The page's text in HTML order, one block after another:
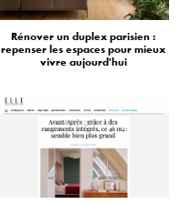
Rénover un duplex parisien :
repenser les espaces pour mieux
vivre aujourd'hui